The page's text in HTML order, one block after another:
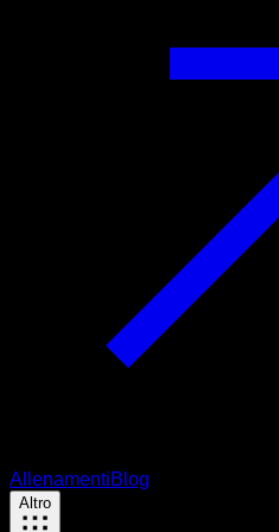
AllenamentiBlog
Altro